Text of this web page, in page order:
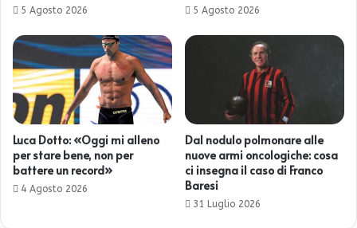
5 Agosto 2026 5 Agosto 2026
Luca Dotto: «Oggi mi alleno
per stare bene, non per
battere un record»
4 Agosto 2026
Dal nodulo polmonare alle
nuove armi oncologiche: cosa
ci insegna il caso di Franco
Baresi
31 Luglio 2026